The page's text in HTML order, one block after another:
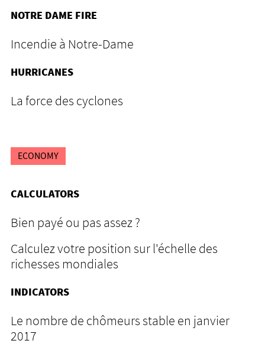
NOTRE DAME FIRE
Incendie à Notre-Dame
HURRICANES
La force des cyclones
ECONOMY
CALCULATORS
Bien payé ou pas assez ?
Calculez votre position sur l'échelle des
richesses mondiales
INDICATORS
Le nombre de chômeurs stable en janvier
2017